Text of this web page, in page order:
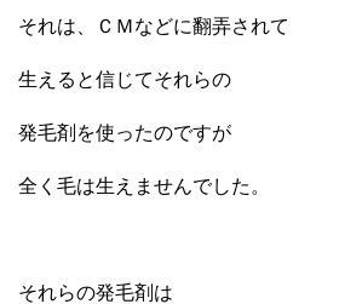
それは、ＣＭなどに翻弄されて
生えると信じてそれらの
発毛剤を使ったのですが
全く毛は生えませんでした。
それらの発毛剤は